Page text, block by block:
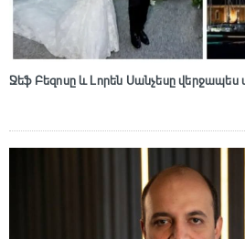
Ջեֆ Բեզոսը և Լորեն Սանչեսը